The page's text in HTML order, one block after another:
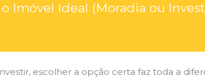
Imóvel Ideal (Moradia ou
escolher a opção certa faz toda a